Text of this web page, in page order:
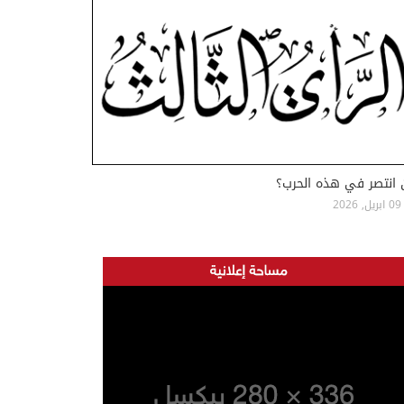
انتصر في هذه الحرب؟
09 ابريل, 2026